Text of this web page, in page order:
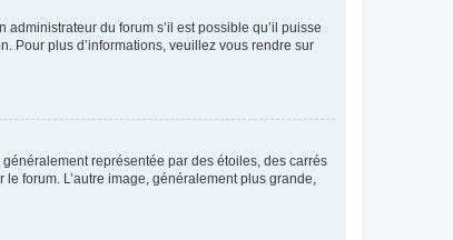
du forum s’il est possible qu’il puisse
Pour plus d’informations, veuillez vous rendre sur
représentée par des étoiles, des carrés
forum. L’autre image, généralement plus grande,